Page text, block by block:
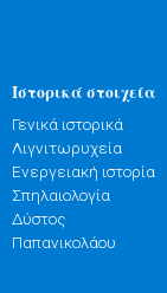
Ιστορικά στοιχεία
Γενικά ιστορικά
Λιγνιτωρυχεία
Ενεργειακή ιστορία
Σπηλαιολογία
Δύστος
Παπανικολάου